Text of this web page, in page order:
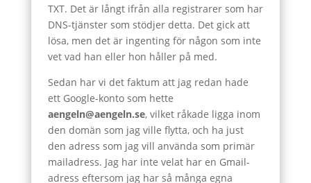
TXT. Det är långt ifrån alla registrarer som har
DNS-tjänster som stödjer detta. Det gick att
lösa, men det är ingenting för någon som inte
vet vad han eller hon håller på med.
Sedan har vi det faktum att jag redan hade
ett Google-konto som hette
aengeln@aengeln.se, vilket råkade ligga inom
den domän som jag ville flytta, och ha just
den adress som jag vill använda som primär
mailadress. Jag har inte velat har en Gmail-
adress eftersom jag har så många egna